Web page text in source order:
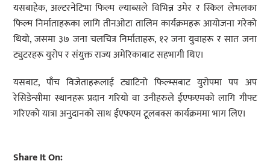
यसबाहेक, अल्टरनेटिभा फिल्म ल्याब्सले विभिन्न उमेर र स्किल लेभलका
फिल्म निर्माताहरूका लागि तीनओटा तालिम कार्यक्रमहरू आयोजना गरेको
थियो, जसमा ३७ जना चलचित्र निर्माताहरू, १२ जना युवाहरू र सात जना
ट्युटरहरू युरोप र संयुक्त राज्य अमेरिकाबाट सहभागी थिए।
यसबाट, पाँच विजेताहरूलाई ट्याटिनो फिल्म्सबाट युरोपमा पप अप
रेसिडेन्सीमा स्थानहरू प्रदान गरियो वा उनीहरुले ईएफएमको लागि गीफ्ट
गरिएको यात्रा अनुदानको साथ ईएफएम टूलबक्स कार्यक्रममा भाग लिए।
Share It On: